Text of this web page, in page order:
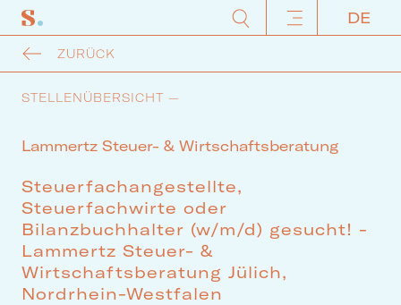
ZURÜCK
STELLENÜBERSICHT —
Lammertz Steuer- & Wirtschaftsberatung
Steuerfachangestellte,
Steuerfachwirte oder
Bilanzbuchhalter (w/m/d) gesucht! -
Lammertz Steuer- &
Wirtschaftsberatung Jülich,
Nordrhein-Westfalen